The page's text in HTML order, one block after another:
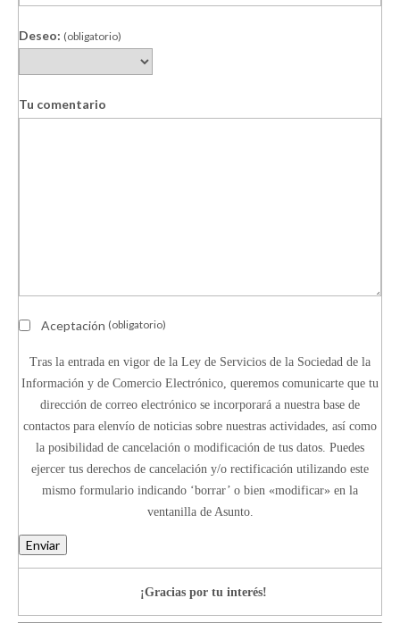
Deseo: (obligatorio)
Tu comentario
Aceptación (obligatorio)
Tras la entrada en vigor de la Ley de Servicios de la Sociedad de la
Información y de Comercio Electrónico, queremos comunicarte que tu
dirección de correo electrónico se incorporará a nuestra base de
contactos para elenvío de noticias sobre nuestras actividades, así como
la posibilidad de cancelación o modificación de tus datos. Puedes
ejercer tus derechos de cancelación y/o rectificación utilizando este
mismo formulario indicando ‘borrar’ o bien «modificar» en la
ventanilla de Asunto.
Enviar
¡Gracias por tu interés!